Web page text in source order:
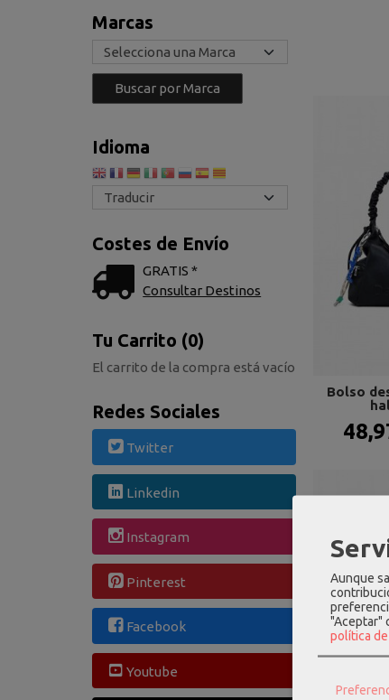
Marcas
Idioma
Costes de Envío
GRATIS *
Consultar Destinos
Tu Carrito (0)
El carrito de la compra está vacío
Redes Sociales
Twitter
Linkedin
Instagram
Pinterest
Facebook
Youtube
Bolso
Aunque
"Aceptar"
política